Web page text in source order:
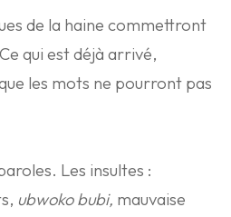
de la haine commettront
qui est déjà arrivé,
les mots ne pourront pas
Les insultes :
ubwoko bubi, mauvaise